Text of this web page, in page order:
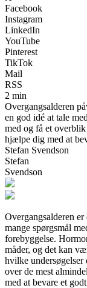
Facebook
Instagram
LinkedIn
YouTube
Pinterest
TikTok
Mail
RSS
2 min
Overgangsalderen
en god idé at tale
med og få et
hjælpe dig med at
Stefan Svendson
Stefan
Svendson
Overgangsalderen
mange spørgsmål
forebyggelse.
måder, og det kan
hvilke
over de mest
med at bevare et